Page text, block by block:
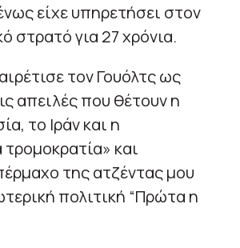
είχε υπηρετήσει στον
στρατό για 27 χρόνια.
τον Γουόλτς ως
απειλές που θέτουν η
το Ιράν και η
και
της ατζέντας μου
πολιτική “Πρώτα η